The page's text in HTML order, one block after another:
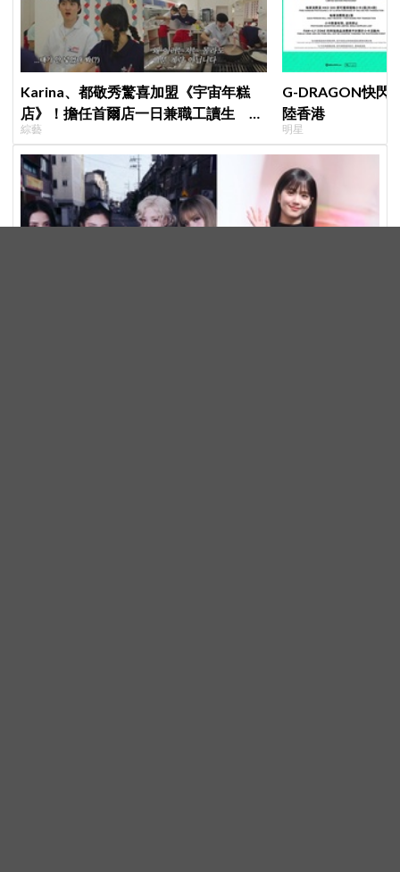
Karina、都敬秀驚喜加盟《宇宙年糕
店》！擔任首爾店一日兼職工讀生 李
泳知一句話意外成真
綜藝
G-DRAGON快閃
陸香港
明星